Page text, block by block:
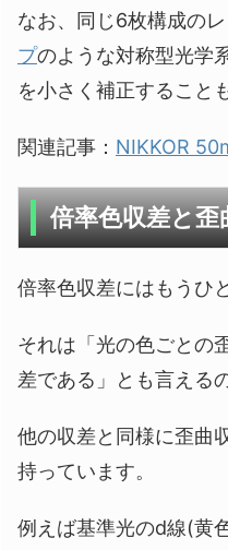
なお、同じ6枚構成の
プのような対称型光学
を小さく補正すること
関連記事： NIKKOR
倍率色収差と歪
倍率色収差にはもうひ
それは「光の色ごとの
差である」とも言える
他の収差と同様に歪曲
持っています。
例えば基準光のd線(黄